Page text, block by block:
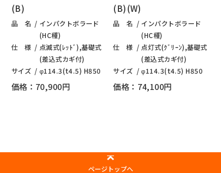
(B)
品 名
インパクトボラード
(HC種)
仕 様
点滅式(ﾚｯﾄﾞ),基礎式
(差込式カギ付)
サイズ
φ114.3(t4.5) H850
価格：70,900円
(B)(W)
品 名
インパクトボラード
(HC種)
仕 様
点灯式(ｸﾞﾘｰﾝ),基礎式
(差込式カギ付)
サイズ
φ114.3(t4.5) H850
価格：74,100円
ページトップへ